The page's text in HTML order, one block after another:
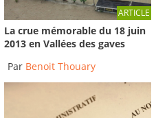
ARTICLE
La crue mémorable du 18 juin
2013 en Vallées des gaves
Par Benoit Thouary